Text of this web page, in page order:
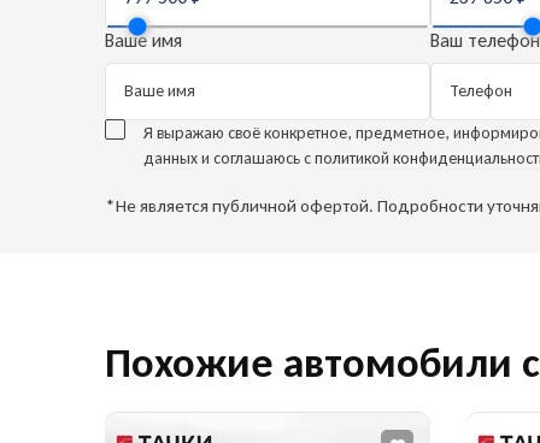
Ваше имя Ваш телефон
Я выражаю своё конкретное, предметное,
данныхи соглашаюсь сполитикой
*Не является публичной офертой. Подробности
Похожие автомобили
и